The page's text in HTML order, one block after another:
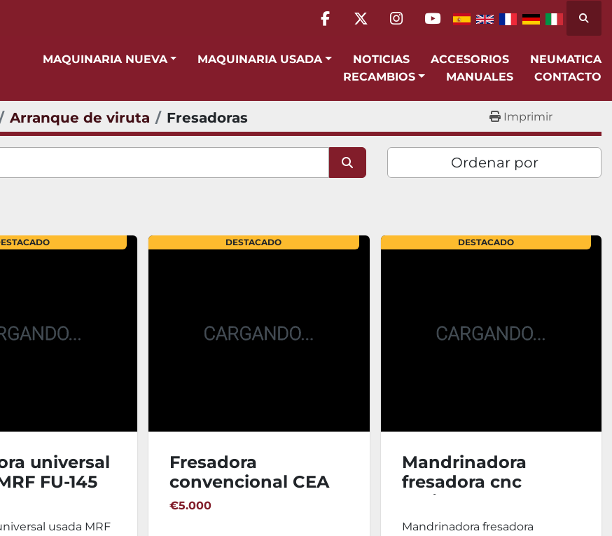
facebook
twitterinstagram
youtube
MAQUINARIA NUEVA MAQUINARIA USADA NOTICIAS ACCESORIOS
NEUMATICA
RECAMBIOS
MANUALES CONTACTO
Arranque de viruta Fresadoras Imprimir
Ordenar por
universal
FU-145
usada MRF
DESTACADO
Fresadora
convencional CEA
M2E
€5.000
DESTACADO
Mandrinadora
fresadora cnc
horizontal AYCE AC-
1000-k4
Mandrinadora fresadora